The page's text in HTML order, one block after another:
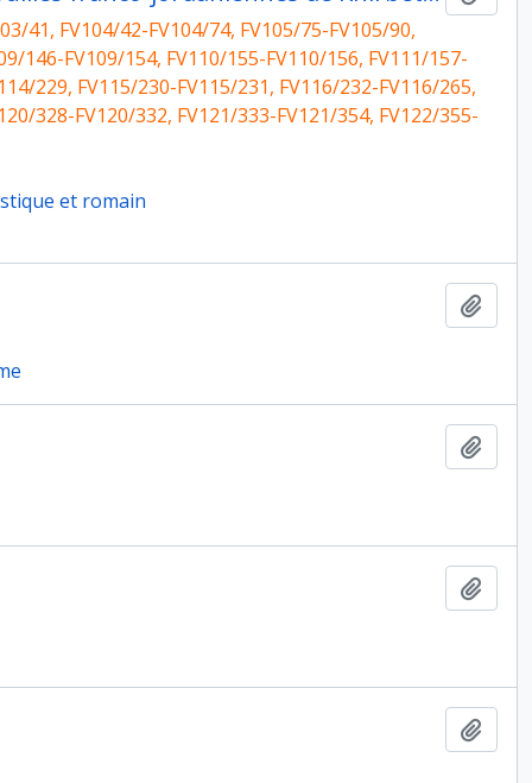
41, FV104/42-FV104/74, FV105/75-FV105/90,
146-FV109/154, FV110/155-FV110/156, FV111/157-
229, FV115/230-FV115/231, FV116/232-FV116/265,
328-FV120/332, FV121/333-FV121/354, FV122/355-
et romain